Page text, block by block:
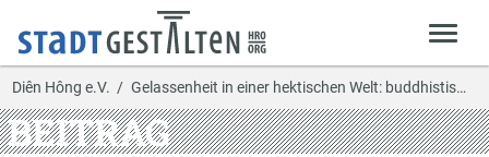
Diên Hông e.V. Gelassenheit in einer hektischen Welt: buddhistis…
BEITRAG